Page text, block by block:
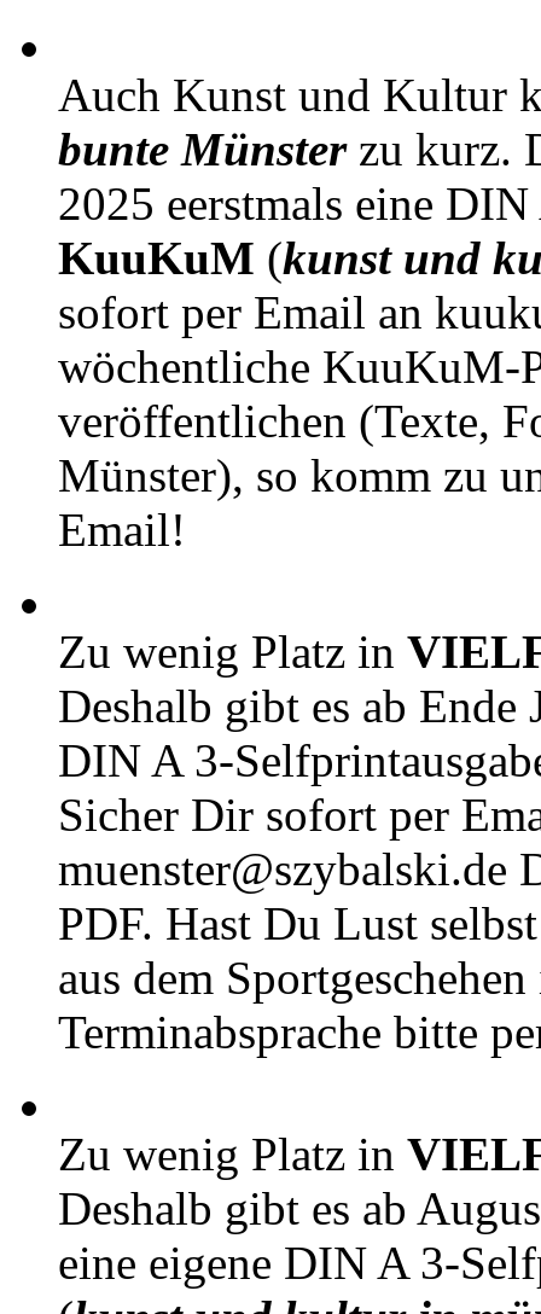
Auch Kunst und Kultur
bunte Münsterzu kurz.
2025 eerstmals eine
KuuKuM (kunst und
sofort per Email an
wöchentliche KuuKuM-
veröffentlichen (Texte,
Münster), so komm zu
Email!
Zu wenig Platz in
Deshalb gibt es ab Ende
DIN A 3-
Sicher Dir sofort per
muenster@szybalski.de
PDF. Hast Du Lust
aus dem
Terminabsprache bitte
Zu wenig Platz in
Deshalb gibt es ab
eine eigene DIN A 3-